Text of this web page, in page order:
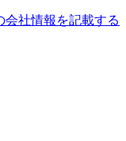
社情報を記載する